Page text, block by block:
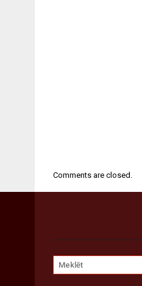
Comments are closed.